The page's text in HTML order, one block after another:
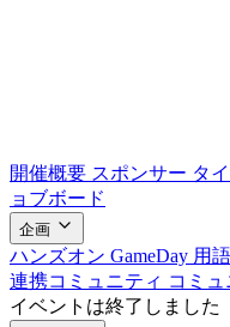
開催概要 スポンサー タ
ョブボード
企画
ハンズオン GameDay 用
連携コミュニティ コミ
イベントは終了しました